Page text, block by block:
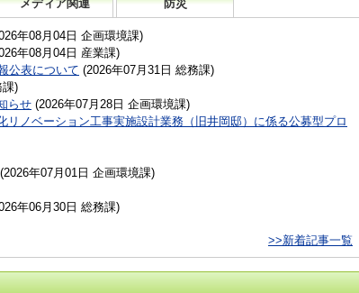
メディア関連 防災
年08月04日 企画環境課)
年08月04日 産業課)
公表について (2026年07月31日 総務課)
課)
らせ (2026年07月28日 企画環境課)
ノベーション工事実施設計業務（旧井岡邸）に係る公募型プロ
(2026年07月01日 企画環境課)
年06月30日 総務課)
>>新着記事一覧